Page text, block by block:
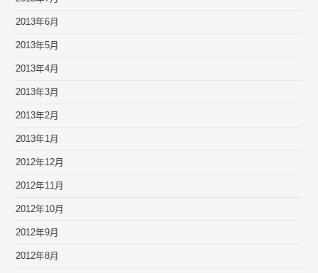
2013年6月
2013年5月
2013年4月
2013年3月
2013年2月
2013年1月
2012年12月
2012年11月
2012年10月
2012年9月
2012年8月